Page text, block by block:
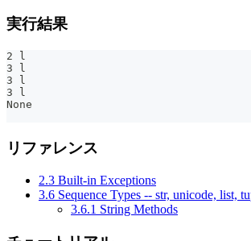
実行結果
2 l
3 l
3 l
3 l
None
リファレンス
2.3 Built-in Exceptions
3.6 Sequence Types -- str, unicode, list,
3.6.1 String Methods